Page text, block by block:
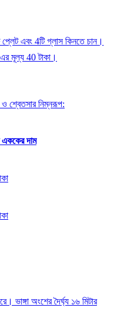
এবং 4টি গ্লাস কিনতে চান।
মূল্য 40 টাকা।
শ্বেতসার নিম্নরূপ:
এককের দাম
ভাঙ্গা অংশের দৈর্ঘ্য ১৬ মিটার